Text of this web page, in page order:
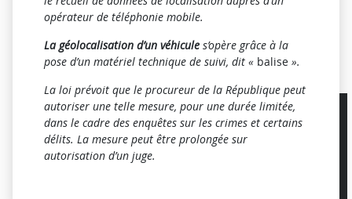
opérateur de téléphonie mobile.
La géolocalisation d’un véhicule s’opère grâce à la
pose d’un matériel technique de suivi, dit « balise ».
La loi prévoit que le procureur de la République peut
autoriser une telle mesure, pour une durée limitée,
dans le cadre des enquêtes sur les crimes et certains
délits. La mesure peut être prolongée sur
autorisation d’un juge.